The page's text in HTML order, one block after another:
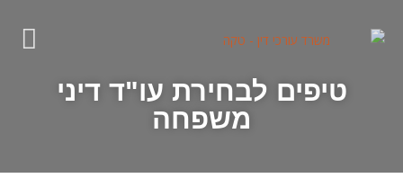
טיפים לבחירת עו"ד דיני
משפחה